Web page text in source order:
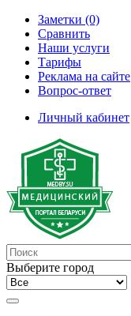
Заметки (0)
Сравнить
Наши услуги
Тарифы
Реклама на сайте
Вопрос-ответ
Личный кабинет
Выберите город